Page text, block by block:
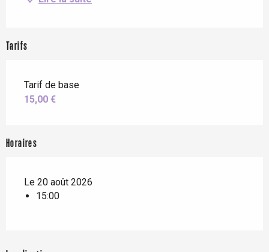
Tarifs
Tarif de base
15,00 €
Horaires
Le 20 août 2026
15:00